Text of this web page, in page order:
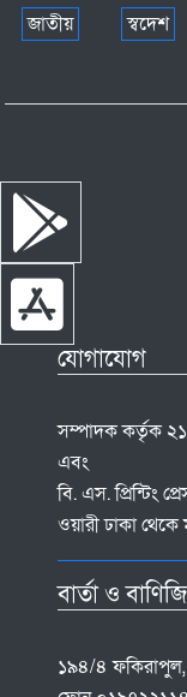
জাতীয়
স্বদেশ
যোগাযোগ
সম্পাদক কর্তৃক
এবং
বি. এস. প্রিন্টিং
ওয়ারী ঢাকা থেকে
বার্তা ও
১৯৪/৪